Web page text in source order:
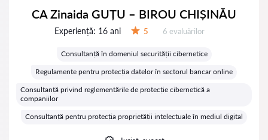
CA Zinaida GUȚU – BIROU CHIȘINĂU
Experiență: 16 ani 5 Evaluărilor:
6 evaluărilor
Consultanță în domeniul securității cibernetice
Regulamente pentru protecția datelor în sectorul bancar online
Consultanță privind reglementările de protecție cibernetică a
companiilor
Consultanță pentru protecția proprietății intelectuale în mediul digital